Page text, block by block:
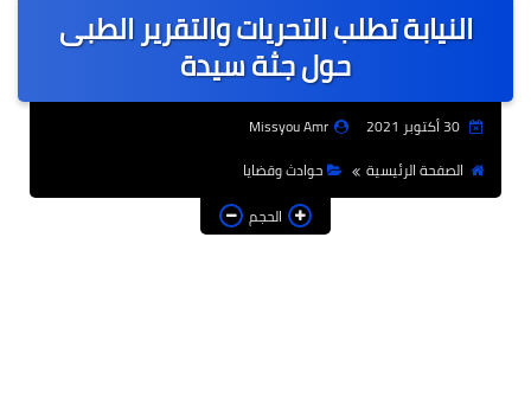
عالمى
الرياضة
فن
التعليم
النيابة تطلب التحريات والتقرير الطبى
حول جثة سيدة
30 أكتوبر 2021
Missyou Amr
الصفحة الرئيسية
حوادث وقضايا
الحجم